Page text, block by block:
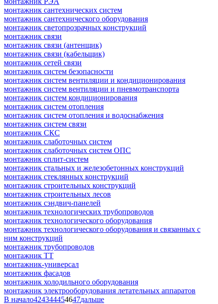
монтажник сантехнических систем
монтажник сантехнического оборудования
монтажник светопрозрачных конструкций
монтажник связи
монтажник связи (антенщик)
монтажник связи (кабельщик)
монтажник сетей связи
монтажник систем безопасности
монтажник систем вентиляции и кондиционирования
монтажник систем вентиляции и пневмотранспорта
монтажник систем кондиционирования
монтажник систем отопления
монтажник систем отопления и водоснабжения
монтажник систем связи
монтажник СКС
монтажник слаботочных систем
монтажник слаботочных систем ОПС
монтажник сплит-систем
монтажник стальных и железобетонных конструкций
монтажник стеклянных конструкций
монтажник строительных конструкций
монтажник строительных лесов
монтажник сэндвич-панелей
монтажник технологических трубопроводов
монтажник технологического оборудования
монтажник технологического оборудования и связанных с
ним конструкций
монтажник трубопроводов
монтажник ТТ
монтажник-универсал
монтажник фасадов
монтажник холодильного оборудования
монтажник электрооборудования летательных аппаратов
В начало424344454647дальше